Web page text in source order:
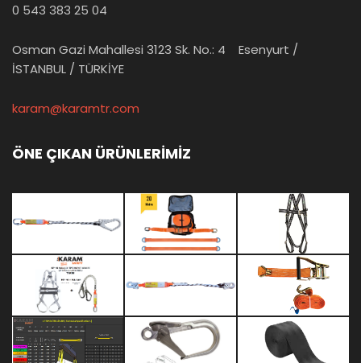
0 543 383 25 04
Osman Gazi Mahallesi 3123 Sk. No.: 4 Esenyurt /
İSTANBUL / TÜRKİYE
karam@karamtr.com
ÖNE ÇIKAN ÜRÜNLERİMİZ